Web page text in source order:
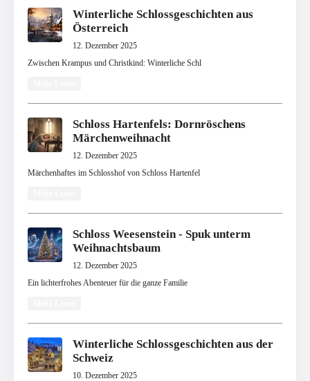
Winterliche Schlossgeschichten aus
Österreich
12. Dezember 2025
Zwischen Krampus und Christkind: Winterliche Schl
Schloss Hartenfels: Dornröschens
Märchenweihnacht
12. Dezember 2025
Märchenhaftes im Schlosshof von Schloss Hartenfel
Schloss Weesenstein - Spuk unterm
Weihnachtsbaum
12. Dezember 2025
Ein lichterfrohes Abenteuer für die ganze Familie
Winterliche Schlossgeschichten aus der
Schweiz
10. Dezember 2025